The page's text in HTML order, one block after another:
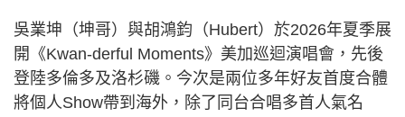
吳業坤（坤哥）與胡鴻鈞（Hubert）於2026年夏季展
開《Kwan-derful Moments》美加巡迴演唱會，先後
登陸多倫多及洛杉磯。今次是兩位多年好友首度合體
將個人Show帶到海外，除了同台合唱多首人氣名